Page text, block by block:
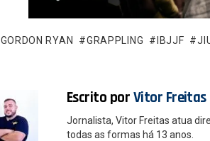
o
o
A
p
GORDON RYAN GRAPPLING IBJJF
Escrito porVitor Freitas
Jornalista, Vitor Freitas atua
todas as formas há 13 anos.